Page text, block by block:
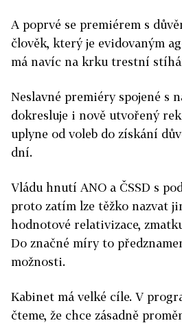
A poprvé se premiérem s
člověk, který je evidovaným
má navíc na krku trestní
Neslavné premiéry spojené s
dokresluje i nově utvořený
uplyne od voleb do získání
dní.
Vládu hnutí ANO a ČSSD s
proto zatím lze těžko nazvat
hodnotové relativizace,
Do značné míry to
možnosti.
Kabinet má velké cíle. V
čteme, že chce zásadně